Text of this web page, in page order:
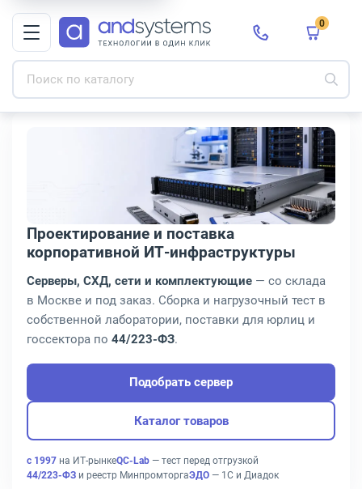
0
Проектирование и поставка
корпоративной ИТ-инфраструктуры
Серверы, СХД, сети и комплектующие — со склада
в Москве и под заказ. Сборка и нагрузочный тест в
собственной лаборатории, поставки для юрлиц и
госсектора по 44/223-ФЗ.
Подобрать сервер
Каталог товаров
с 1997 на ИТ-рынкеQC-Lab — тест перед отгрузкой
44/223-ФЗ и реестр МинпромторгаЭДО — 1С и Диадок